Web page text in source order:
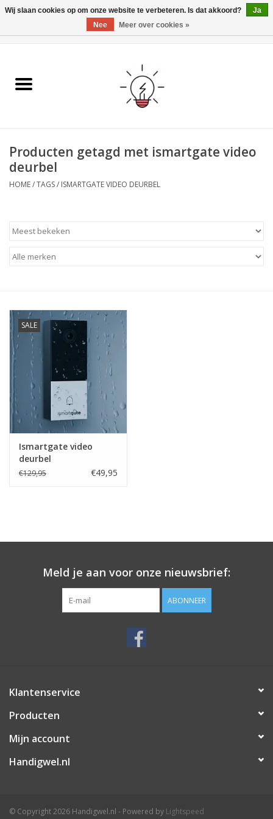
Ismartgate
Handzenders
Producten getagd met ismartgate video
deurbel
HOME/TAGS/ ISMARTGATE VIDEO DEURBEL
SALE
Ismartgate video
deurbel
€129,95 €49,95
Meld je aan voor onze nieuwsbrief:
ABONNEER
Klantenservice
Producten
Mijn account
Handigwel.nl
© Copyright 2026 Handigwel.nl - Powered by Lightspeed
Wij slaan cookies op om onze website te verbeteren. Is dat akkoord?
Ja
Nee
Meer over cookies »